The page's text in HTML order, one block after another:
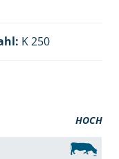
K 250
HOCH